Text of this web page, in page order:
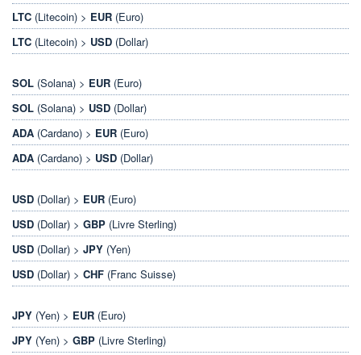
LTC (Litecoin) > EUR (Euro)
LTC (Litecoin) > USD (Dollar)
SOL (Solana) > EUR (Euro)
SOL (Solana) > USD (Dollar)
ADA (Cardano) > EUR (Euro)
ADA (Cardano) > USD (Dollar)
USD (Dollar) > EUR (Euro)
USD (Dollar) > GBP (Livre Sterling)
USD (Dollar) > JPY (Yen)
USD (Dollar) > CHF (Franc Suisse)
JPY (Yen) > EUR (Euro)
JPY (Yen) > GBP (Livre Sterling)